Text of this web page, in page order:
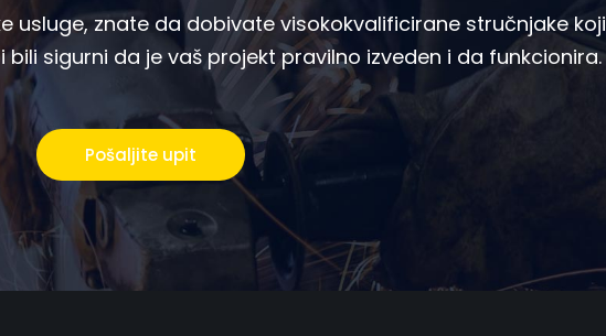
usluge, znate da dobivate visokokvalificirane stručnjake koji
sigurni da je vaš projekt pravilno izveden i da funkcionira.
Pošaljite upit